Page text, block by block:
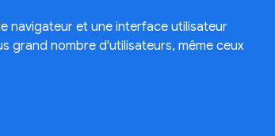
navigateur et une interface utilisateur
grand nombre d'utilisateurs, même ceux